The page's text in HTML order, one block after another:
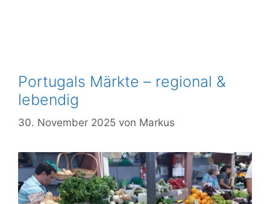
Portugals Märkte – regional &
lebendig
30. November 2025 von Markus